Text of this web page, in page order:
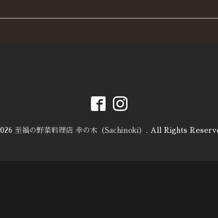
至福の野菜料理店 幸の木（Sachinoki） . All Rights